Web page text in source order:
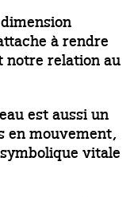
à rendre
notre relation au
est aussi un
en mouvement,
vitale